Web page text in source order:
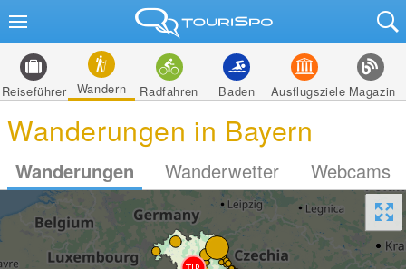
Reiseführer Wandern Radfahren Baden Ausflugsziele Magazin
Wanderungen in Bayern
Wanderungen Wanderwetter Webcams